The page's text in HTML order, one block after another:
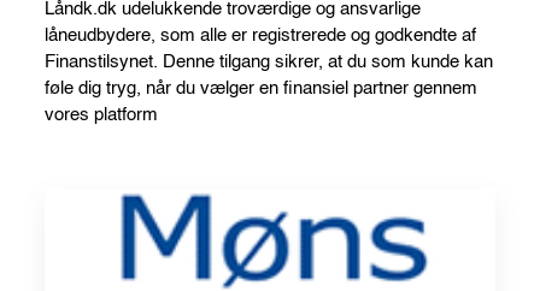
Låndk.dk udelukkende troværdige og ansvarlige
låneudbydere, som alle er registrerede og godkendte af
Finanstilsynet. Denne tilgang sikrer, at du som kunde kan
føle dig tryg, når du vælger en finansiel partner gennem
vores platform